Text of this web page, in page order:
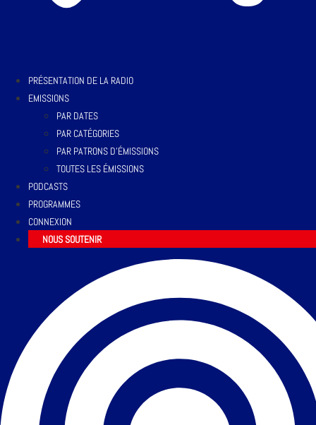
PRÉSENTATION DE LA RADIO
EMISSIONS
PAR DATES
PAR CATÉGORIES
PAR PATRONS D’ÉMISSIONS
TOUTES LES ÉMISSIONS
PODCASTS
PROGRAMMES
CONNEXION
NOUS SOUTENIR